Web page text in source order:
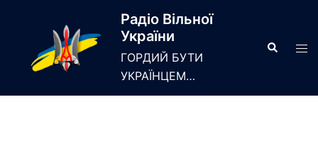
Радіо Вільної
України
ГОРДИЙ БУТИ
УКРАЇНЦЕМ…
Search